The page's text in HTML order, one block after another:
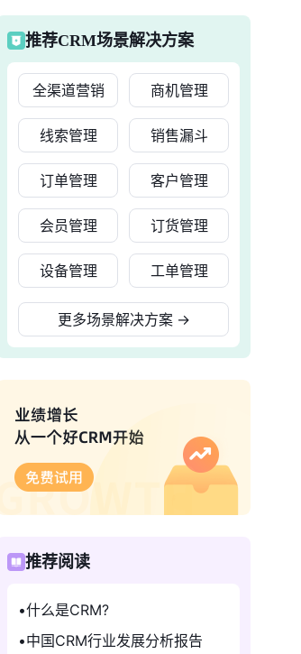
推荐CRM场景解决方案
全渠道营销 商机管理
线索管理 销售漏斗
订单管理 客户管理
会员管理 订货管理
设备管理 工单管理
更多场景解决方案 →
推荐阅读
什么是CRM?
中国CRM行业发展分析报告